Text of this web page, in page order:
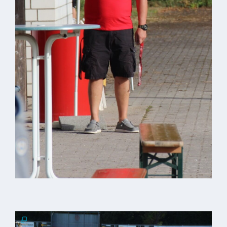
Allgemeine
Infos
Elternausschuss